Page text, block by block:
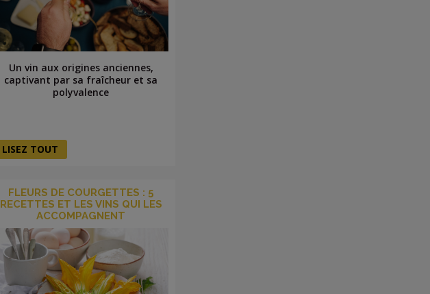
Un vin aux origines anciennes,
captivant par sa fraîcheur et sa
polyvalence
LISEZ TOUT
FLEURS DE COURGETTES : 5
RECETTES ET LES VINS QUI LES
ACCOMPAGNENT